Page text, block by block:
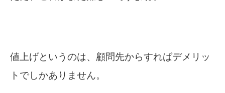
値上げというのは、顧問先からすればデメリッ
トでしかありません。